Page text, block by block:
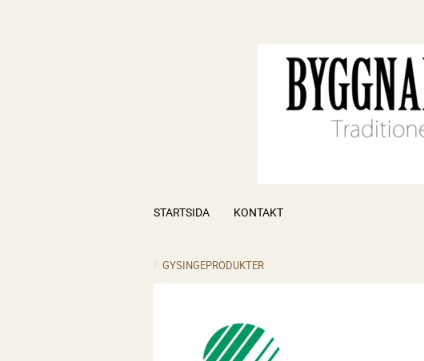
STARTSIDA KONTAKT
GYSINGEPRODUKTER